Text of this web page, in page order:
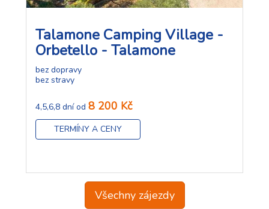
Talamone Camping Village -
Orbetello - Talamone
bez dopravy
bez stravy
4,5,6,8 dní od 8 200 Kč
TERMÍNY A CENY
Všechny zájezdy